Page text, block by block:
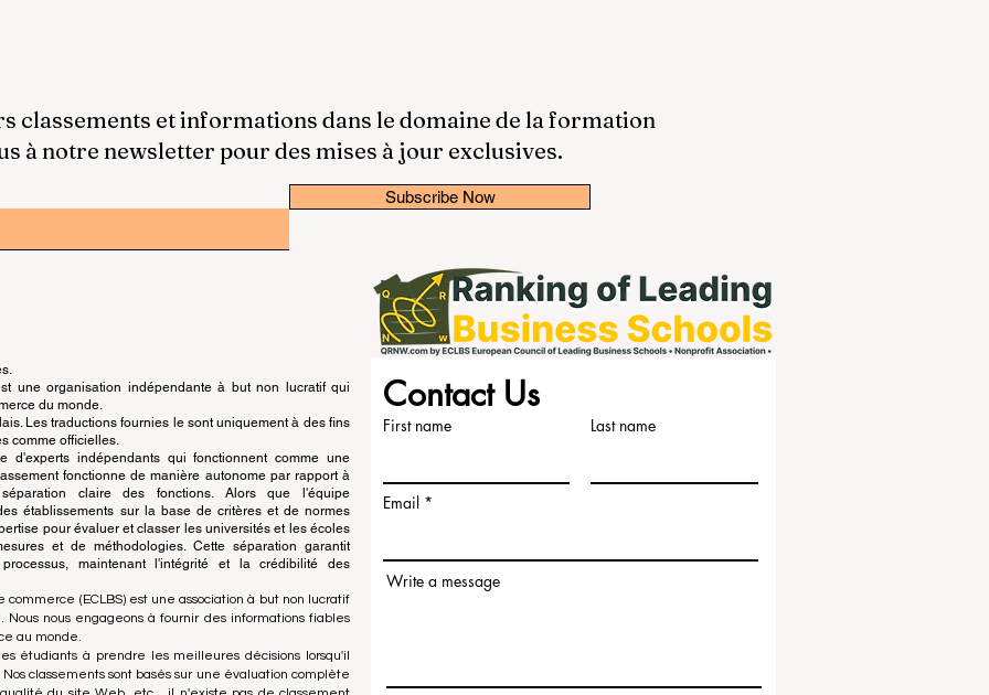
classements et informations dans le domaine de la formation
à notre newsletter pour des mises à jour exclusives.
Subscribe Now
une organisation indépendante à but non lucratif qui
du monde.
Les traductions fournies le sont uniquement à des fins
comme officielles.
d'experts indépendants qui fonctionnent comme une
fonctionne de manière autonome par rapport à
claire des fonctions. Alors que l'équipe
établissements sur la base de critères et de normes
pour évaluer et classer les universités et les écoles
et de méthodologies. Cette séparation garantit
maintenant l'intégrité et la crédibilité des
(ECLBS) est une association à but non lucratif
nous engageons à fournir des informations fiables
au monde.
étudiants à prendre les meilleures décisions lorsqu'il
classements sont basés sur une évaluation complète
Contact Us
First name Last name
Email
Write a message